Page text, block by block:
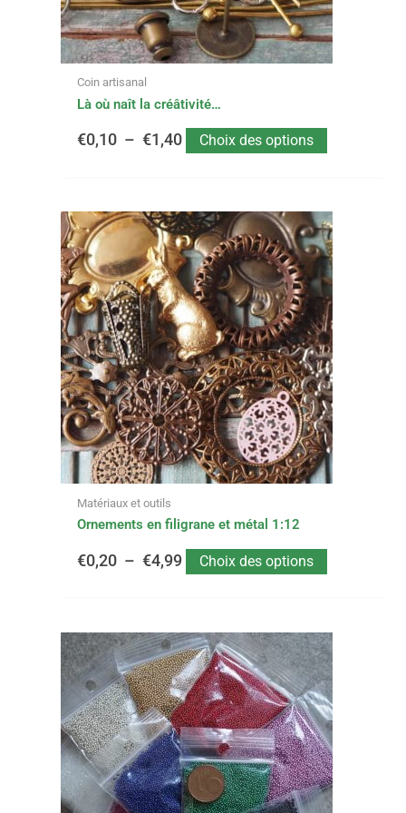
Coin artisanal
Là où naît la créâtivité…
€0,10 – €1,40
€1,40
Choix des options
sur
la
page
Matériaux et outils
Ornements en filigrane et métal 1:12
€0,20 – €4,99
Plage
de
prix :
€0,20
à
€4,99
Choix des options
Ce
produit
a
plusieurs
variations.
Les
options
peuvent
être
choisies
sur
la
page
Ce
produit
a
plusieurs
variations.
Les
options
peuvent
être